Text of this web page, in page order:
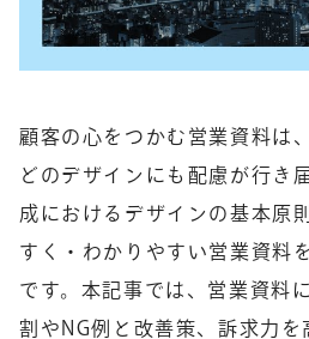
顧客の心をつかむ営業資料は
どのデザインにも配慮が行き
成におけるデザインの基本原
すく・わかりやすい営業資料
です。本記事では、営業資料
割やNG例と改善策、訴求力